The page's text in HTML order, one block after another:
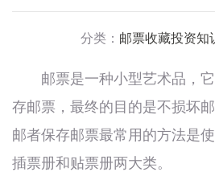
分类： 邮票收藏投资知
邮票是一种小型艺术品，它
存邮票，最终的目的是不损坏
邮者保存邮票最常用的方法是
插票册和贴票册两大类。